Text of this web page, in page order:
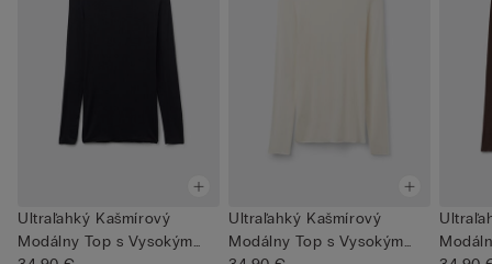
Ultraľahký Kašmírový
Modálny Top s Vysokým
Ultraľahký Kašmírový
Modálny Top s Vysokým